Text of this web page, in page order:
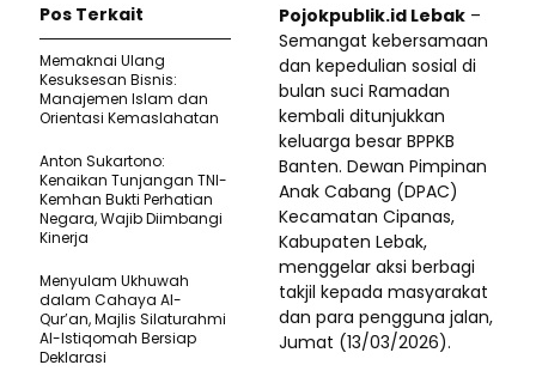
Pojokpublik.id Lebak –
Semangat kebersamaan
dan kepedulian sosial di
bulan suci Ramadan
kembali ditunjukkan
keluarga besar BPPKB
Banten. Dewan Pimpinan
Anak Cabang (DPAC)
Kecamatan Cipanas,
Kabupaten Lebak,
menggelar aksi berbagi
takjil kepada masyarakat
dan para pengguna jalan,
Jumat (13/03/2026).
Pos Terkait
Memaknai Ulang
Kesuksesan Bisnis:
Manajemen Islam dan
Orientasi Kemaslahatan
Anton Sukartono:
Kenaikan Tunjangan TNI-
Kemhan Bukti Perhatian
Negara, Wajib Diimbangi
Kinerja
Menyulam Ukhuwah
dalam Cahaya Al-
Qur’an, Majlis Silaturahmi
Al-Istiqomah Bersiap
Deklarasi